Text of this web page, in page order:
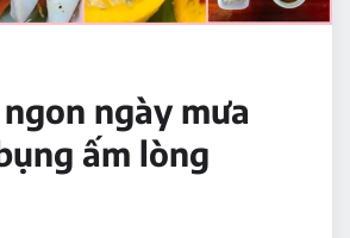
ngày mưa
ấm lòng